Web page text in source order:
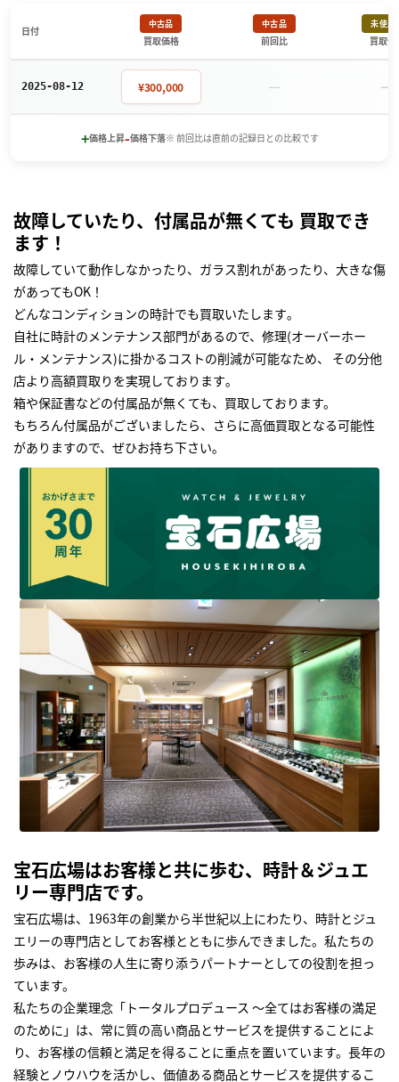
日付
中古品
買取価格
中古品
前回比
未使用
買取価
2025-08-12 ¥300,000 － －
+価格上昇-価格下落※ 前回比は直前の記録日との比較です
故障していたり、付属品が無くても 買取でき
ます！
故障していて動作しなかったり、ガラス割れがあったり、大きな傷
があってもOK！
どんなコンディションの時計でも買取いたします｡
自社に時計のメンテナンス部門があるので、修理(オーバーホー
ル・メンテナンス)に掛かるコストの削減が可能なため、 その分他
店より高額買取りを実現しております｡
箱や保証書などの付属品が無くても、買取しております。
もちろん付属品がございましたら、さらに高価買取となる可能性
がありますので、ぜひお持ち下さい｡
宝石広場はお客様と共に歩む、時計＆ジュエ
リー専門店です。
宝石広場は、1963年の創業から半世紀以上にわたり、時計とジュ
エリーの専門店としてお客様とともに歩んできました。私たちの
歩みは、お客様の人生に寄り添うパートナーとしての役割を担っ
ています。
私たちの企業理念「トータルプロデュース ～全てはお客様の満足
のために」は、常に質の高い商品とサービスを提供することによ
り、お客様の信頼と満足を得ることに重点を置いています。長年の
経験とノウハウを活かし、価値ある商品とサービスを提供するこ